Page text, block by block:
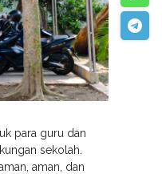
para guru dan
sekolah.
aman, dan